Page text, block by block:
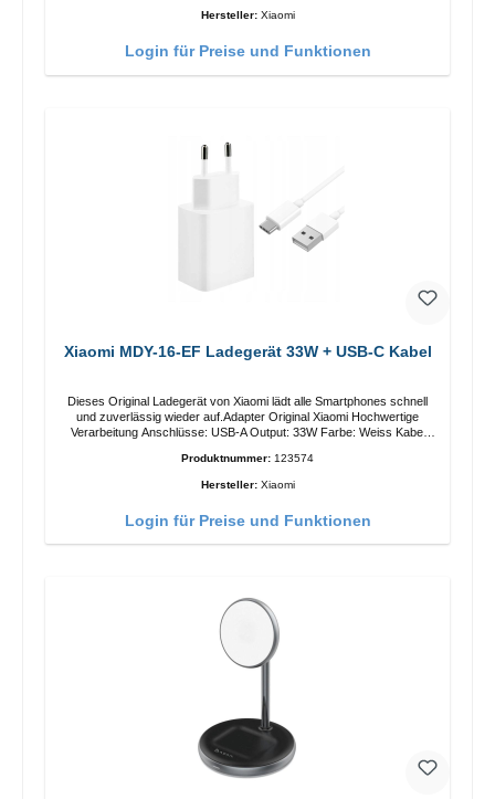
Hersteller: Xiaomi
Login für Preise und Funktionen
Xiaomi MDY-16-EF Ladegerät 33W + USB-C Kabel
Dieses Original Ladegerät von Xiaomi lädt alle Smartphones schnell
und zuverlässig wieder auf.Adapter Original Xiaomi Hochwertige
Verarbeitung Anschlüsse: USB-A Output: 33W Farbe: Weiss Kabel
Produktnummer: 123574
Hersteller: Xiaomi
Login für Preise und Funktionen